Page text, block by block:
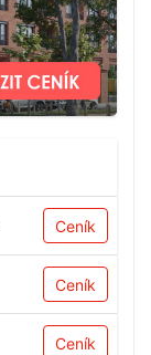
Ceník
Ceník
Ceník